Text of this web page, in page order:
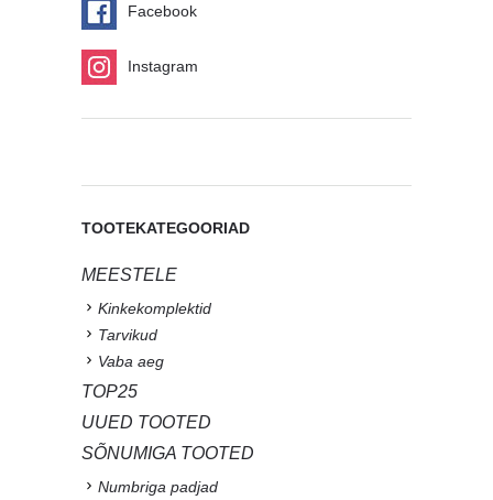
Facebook
Instagram
TOOTEKATEGOORIAD
MEESTELE
Kinkekomplektid
Tarvikud
Vaba aeg
TOP25
UUED TOOTED
SÕNUMIGA TOOTED
Numbriga padjad